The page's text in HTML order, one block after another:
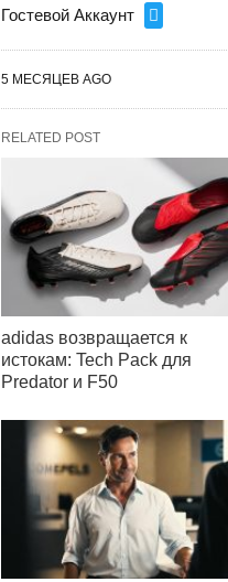
Гостевой Аккаунт
5 МЕСЯЦЕВ AGO
RELATED POST
adidas возвращается к
истокам: Tech Pack для
Predator и F50